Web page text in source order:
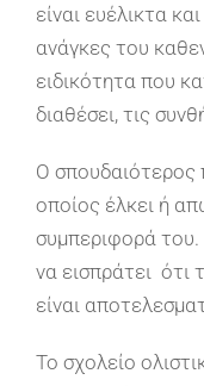
είναι ευέλικτα
ανάγκες του
ειδικότητα που
διαθέσει, τις
Ο σπουδαιότερος
οποίος έλκει ή
συμπεριφορά του.
να εισπράτει ότι
είναι
Το σχολείο